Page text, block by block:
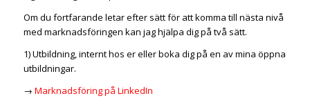
Om du fortfarande letar efter sätt för att komma till nästa nivå
med marknadsföringen kan jag hjälpa dig på två sätt.
1) Utbildning, internt hos er eller boka dig på en av mina öppna
utbildningar.
→ Marknadsföring på LinkedIn